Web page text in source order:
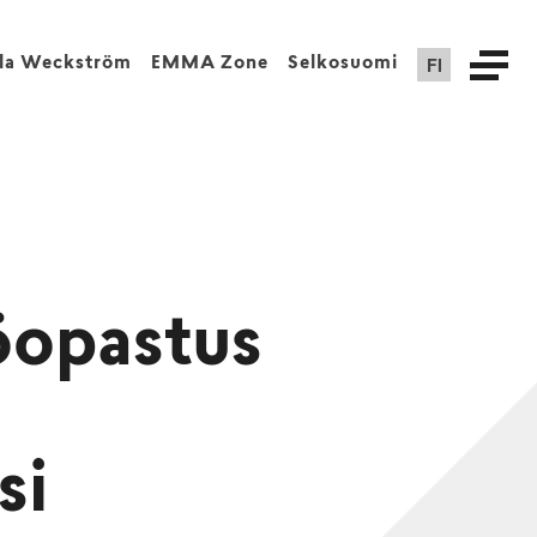
Weckström EMMA Zone Selkosuomi FI